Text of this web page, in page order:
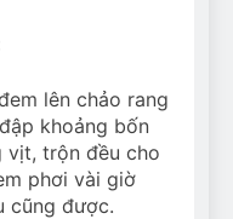
lên chảo rang
khoảng bốn
vịt, trộn đều cho
phơi vài giờ
cũng được.